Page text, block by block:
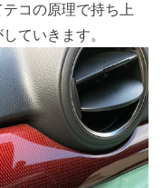
コの原理で持ち上
ていきます。